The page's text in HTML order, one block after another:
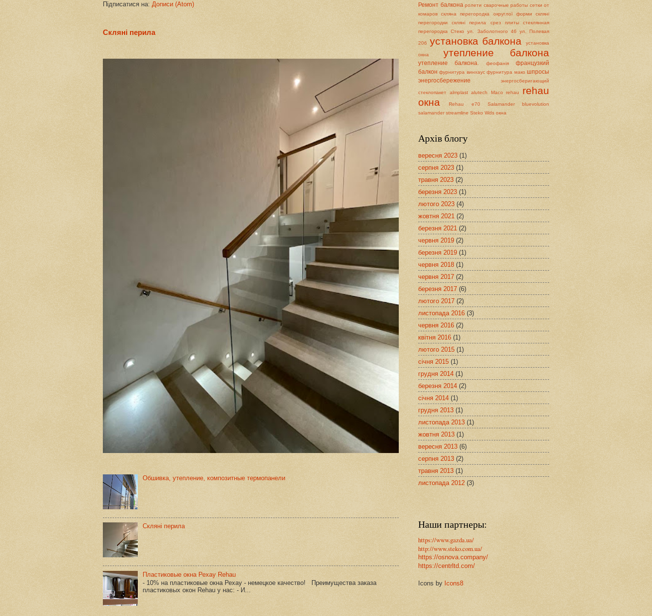
Підписатися на: Дописи (Atom)
Скляні перила
Обшивка, утепление, композитные термопанели
Скляні перила
Пластиковые окна Рехау Rehau
- 10% на пластиковые окна Рехау - немецкое качество! Преимущества заказа
пластиковых окон Rehau у нас: - И...
Ремонт балкона ролети сварочные работы сетки от
комаров
скляна перегородка округлої форми
скляні
перегородки
скляні перила срез плиты
стеклянная
перегородка
Стеко ул. Заболотного 46 ул. Полевая
20б установка балкона установка
окна утепление балкона
утепление балкона. феофанія
французкий
балкон фурнитура винхаус фурнитура мако шпросы
энергосбережение
энергосберигающий
стеклопакет almplast alutech Maco rehau
rehau
окна
Rehau e70
Salamander bluevolution
salamander streamline Steko Wds окна
Архів блогу
вересня 2023 (1)
серпня 2023 (1)
травня 2023 (2)
березня 2023 (1)
лютого 2023 (4)
жовтня 2021 (2)
березня 2021 (2)
червня 2019 (2)
березня 2019 (1)
червня 2018 (1)
червня 2017 (2)
березня 2017 (6)
лютого 2017 (2)
листопада 2016 (3)
червня 2016 (2)
квітня 2016 (1)
лютого 2015 (1)
січня 2015 (1)
грудня 2014 (1)
березня 2014 (2)
січня 2014 (1)
грудня 2013 (1)
листопада 2013 (1)
жовтня 2013 (1)
вересня 2013 (6)
серпня 2013 (2)
травня 2013 (1)
листопада 2012 (3)
Наши партнеры:
https://www.gazda.ua/
http://www.steko.com.ua/
https://osnova.company/
https://centrltd.com/
Icons by Icons8